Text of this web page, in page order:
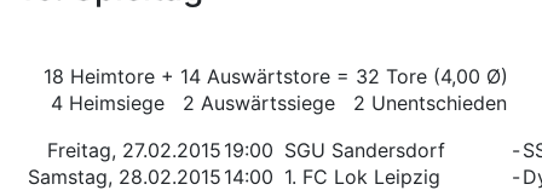
18 Heimtore + 14 Auswärtstore = 32 Tore (4,00 Ø)
4 Heimsiege 2 Auswärtssiege 2 Unentschieden
Freitag, 27.02.2015 19:00 SGU Sandersdorf -
Samstag, 28.02.2015 14:00 1. FC Lok Leipzig -